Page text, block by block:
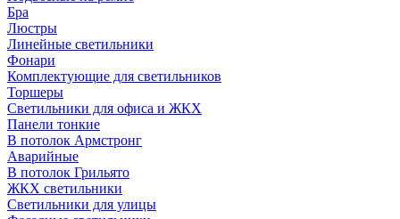
Бра
Люстры
Линейные светильники
Фонари
Комплектующие для светильников
Торшеры
Светильники для офиса и ЖКХ
Панели тонкие
В потолок Армстронг
Аварийные
В потолок Грильято
ЖКХ светильники
Светильники для улицы